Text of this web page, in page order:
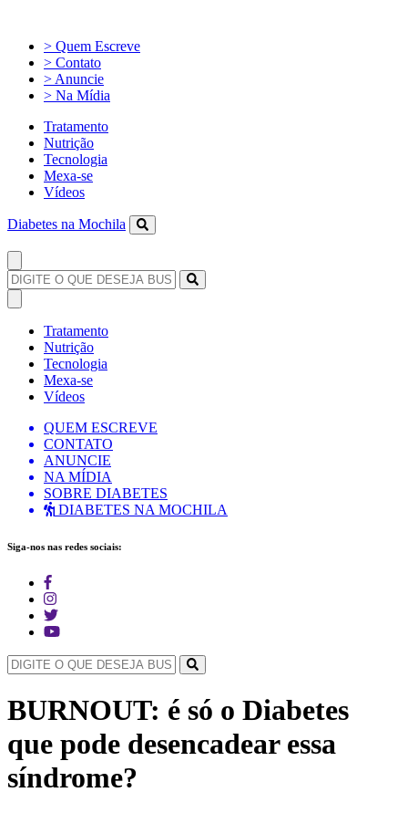
> Quem Escreve
> Contato
> Anuncie
> Na Mídia
Tratamento
Nutrição
Tecnologia
Mexa-se
Vídeos
Diabetes na Mochila
Tratamento
Nutrição
Tecnologia
Mexa-se
Vídeos
QUEM ESCREVE
CONTATO
ANUNCIE
NA MÍDIA
SOBRE DIABETES
DIABETES NA MOCHILA
Siga-nos nas redes sociais:
BURNOUT: é só o Diabetes
que pode desencadear essa
síndrome?